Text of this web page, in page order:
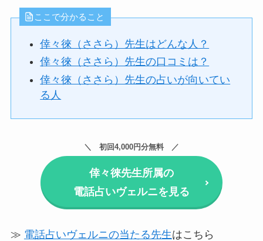
ここで分かること
倖々徠（ささら）先生はどんな人？
倖々徠（ささら）先生の口コミは？
倖々徠（ささら）先生の占いが向いてい
る人
初回4,000円分無料
倖々徠先生所属の
電話占いヴェルニを見る
≫ 電話占いヴェルニの当たる先生はこちら